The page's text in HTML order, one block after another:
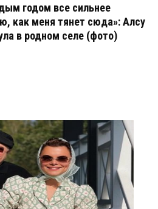
годом все сильнее
как меня тянет сюда»: Алсу
в родном селе (фото)